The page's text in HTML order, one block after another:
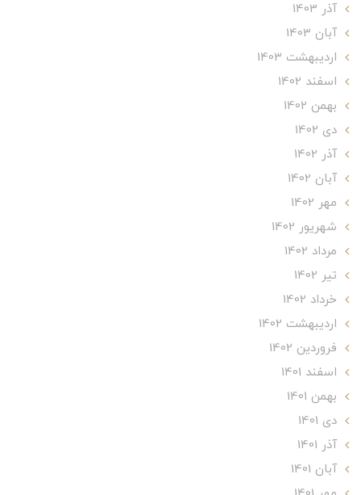
آذر 1403
آبان 1403
ارديبهشت 1403
اسفند 1402
بهمن 1402
دی 1402
آذر 1402
آبان 1402
مهر 1402
شهریور 1402
مرداد 1402
تير 1402
خرداد 1402
ارديبهشت 1402
فروردین 1402
اسفند 1401
بهمن 1401
دی 1401
آذر 1401
آبان 1401